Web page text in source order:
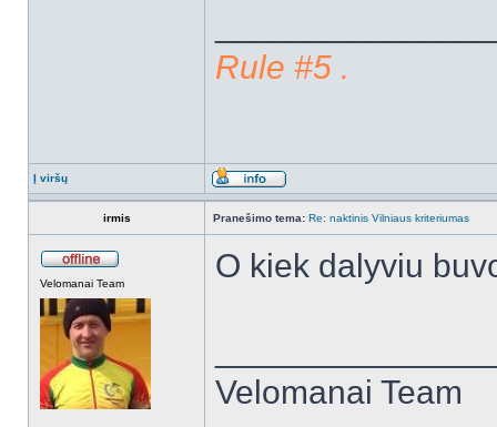
Rule #5 .
Į viršų
irmis Pranešimo tema: Re: naktinis Vilniaus kriteriumas
Velomanai Team O kiek dalyviu
Velomanai Team